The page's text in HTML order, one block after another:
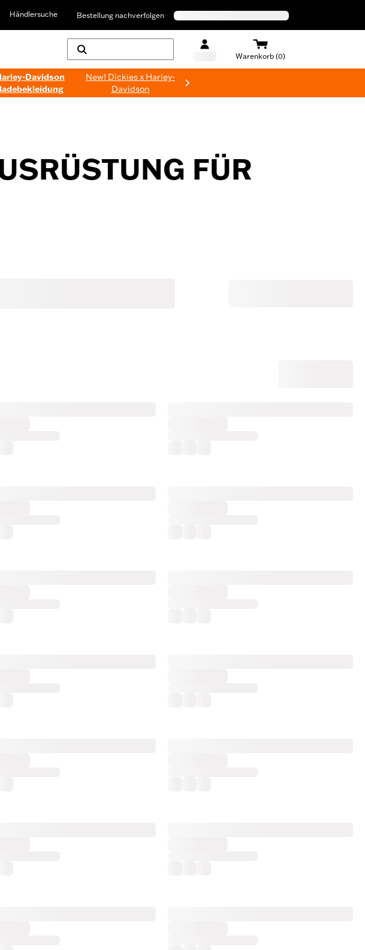
Händlersuche Bestellung nachverfolgen
Warenkorb (0)
Davidson
New! Dickies x Harley-
Davidson
FÜR